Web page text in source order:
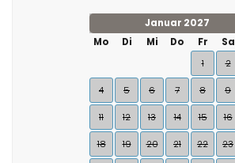
Januar 2027
Mo
Di Mi Do Fr Sa
1
2
4 5 6 7 8 9
11 12 13 14 15 16
18 19 20 21 22 23